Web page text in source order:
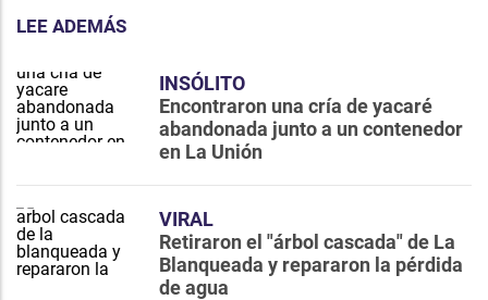
LEE ADEMÁS
INSÓLITO
Encontraron una cría de yacaré
abandonada junto a un contenedor
en La Unión
VIRAL
Retiraron el "árbol cascada" de La
Blanqueada y repararon la pérdida
de agua